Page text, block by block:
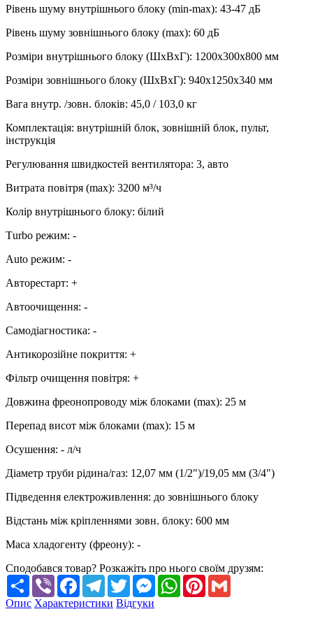
Рівень шуму внутрішнього блоку (min-max): 43-47 дБ
Рівень шуму зовнішнього блоку (max): 60 дБ
Розміри внутрішнього блоку (ШхВхГ): 1200x300x800 мм
Розміри зовнішнього блоку (ШхВхГ): 940x1250x340 мм
Вага внутр. /зовн. блоків: 45,0 / 103,0 кг
Комплектація: внутрішній блок, зовнішній блок, пульт,
інструкція
Регулювання швидкостей вентилятора: 3, авто
Витрата повітря (max): 3200 м³/ч
Колір внутрішнього блоку: білий
Тurbo режим: -
Аuto режим: -
Авторестарт: +
Автоочищення: -
Самодіагностика: -
Антикорозійне покриття: +
Фільтр очищення повітря: +
Довжина фреонопроводу між блоками (max): 25 м
Перепад висот між блоками (max): 15 м
Осушення: - л/ч
Діаметр труби рідина/газ: 12,07 мм (1/2")/19,05 мм (3/4")
Підведення електроживлення: до зовнішнього блоку
Відстань між кріпленнями зовн. блоку: 600 мм
Маса хладогенту (фреону): -
Сподобався товар? Розкажіть про нього своїм друзям:
Share Viber FacebookTelegramTwitterMessengerWhatsApp
Pinterest
Опис Характеристики Відгуки